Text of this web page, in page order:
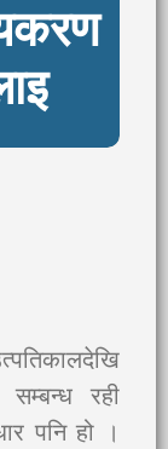
सम्बन्ध रही
पनि हो ।